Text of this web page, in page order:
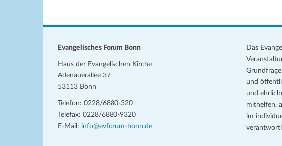
Evangelisches Forum Bonn
Haus der Evangelischen Kirche
Adenauerallee 37
53113 Bonn
Telefon: 0228/6880-320
Telefax: 0228/6880-9320
E-Mail: info@evforum-bonn.de
Das
und
und
mithelfen,
im